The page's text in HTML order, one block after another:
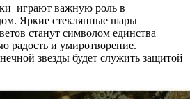
играют важную роль в
Яркие стеклянные шары
станут символом единства
радость и умиротворение.
звезды будет служить защитой